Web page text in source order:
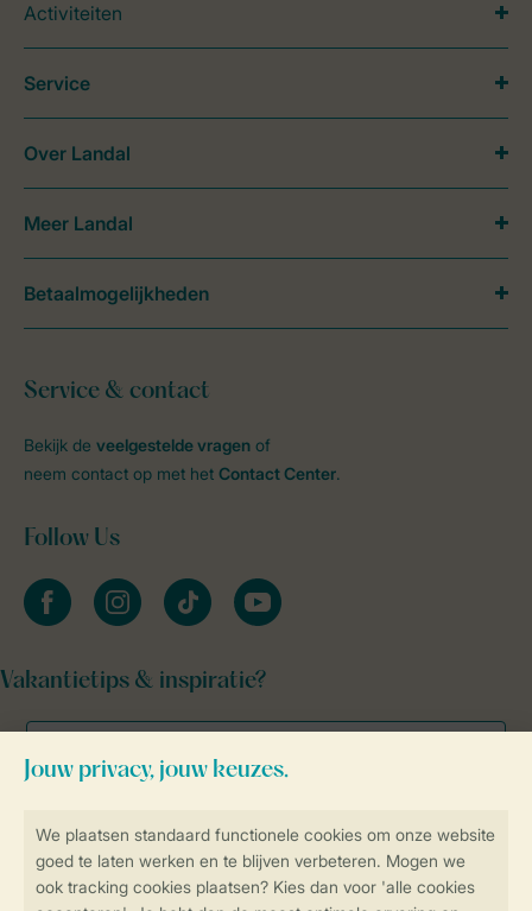
Veilig en snel online boeken
Activiteiten
Service & contact
Bekijk de veelgestelde vragen of
neem contact op met het Contact Center.
Follow Us
facebookinstagramtiktok youtube
Vakantietips & inspiratie?
Service
Over Landal
Meer Landal
Betaalmogelijkheden